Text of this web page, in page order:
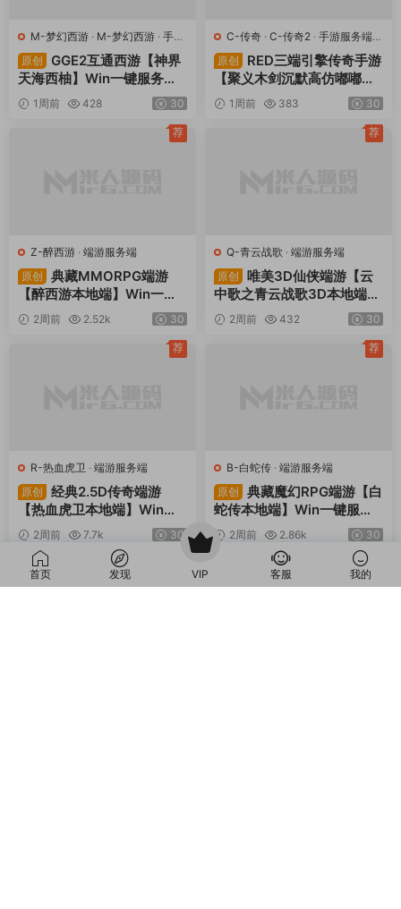
M-梦幻西游 · M-梦幻西游 · 手游
服务端 · 端游服务端
原创
GGE2互通西游【神界
天海西柚】Win一键服务端
+安卓苹果PC三端+内置GM
工具+全套源码+视频架设教
1周前 428 30
C-传奇 · C-传奇2 · 手游服务端·
端游服务端
原创
RED三端引擎传奇手游
【聚义木剑沉默高仿嘟嘟沉
默】Win一键服务端+安卓苹
果PC三端+视频架设教程
1周前 383 30
Z-醉西游 · 端游服务端
原创
典藏MMORPG端游
【醉西游本地端】Win一键
服务端+PC客户端+GM后台
+视频架设教程
2周前 2.52k 30
荐
Q-青云战歌 · 端游服务端
原创
唯美3D仙侠端游【云
中歌之青云战歌3D本地端】
Win一键服务端+PC客户端+
GM工具+视频架设教程
2周前 432 30
荐
R-热血虎卫 · 端游服务端
原创
经典2.5D传奇端游
【热血虎卫本地端】Win一
键服务端+PC客户端+视频
架设教程
2周前 7.7k 30
荐
B-白蛇传 · 端游服务端
原创
典藏魔幻RPG端游【白
蛇传本地端】Win一键服务
端+PC客户端+GM工具+视
频架设教程
2周前 2.86k 30
荐
评论 1
首页 发现 VIP 客服 我的